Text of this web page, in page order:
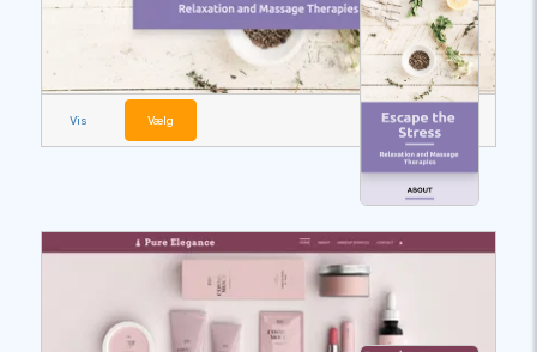
Vis Vælg